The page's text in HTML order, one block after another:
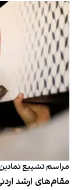
مراسم تشییع
مقام‌های ارشد